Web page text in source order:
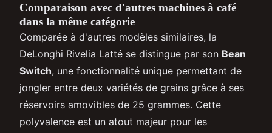
Comparaison avec d'autres machines à café
dans la même catégorie
Comparée à d'autres modèles similaires, la
DeLonghi Rivelia Latté se distingue par son Bean
Switch, une fonctionnalité unique permettant de
jongler entre deux variétés de grains grâce à ses
réservoirs amovibles de 25 grammes. Cette
polyvalence est un atout majeur pour les